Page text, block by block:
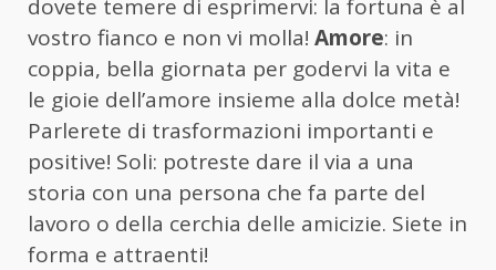
dovete temere di esprimervi: la fortuna è al
vostro fianco e non vi molla! Amore: in
coppia, bella giornata per godervi la vita e
le gioie dell’amore insieme alla dolce metà!
Parlerete di trasformazioni importanti e
positive! Soli: potreste dare il via a una
storia con una persona che fa parte del
lavoro o della cerchia delle amicizie. Siete in
forma e attraenti!